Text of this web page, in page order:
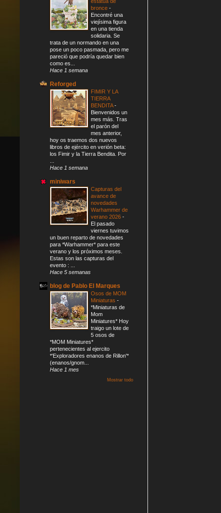
bronce -
Encontré una
viejísima figura
en una tienda
solidaria. Se
trata de un normando en una
pose un poco pasmada, pero me
pareció que podría quedar bien
como es...
Hace 1 semana
Reforged
FIMIR Y LA
TIERRA
BENDITA-
Bienvenidos un
mes más. Tras
el parón del
mes anterior,
hoy os traemos dos nuevos
libros de ejército en verión beta:
los Fimir y la Tierra Bendita. Por
Hace 1 semana
miniwars
Capturas del
avance de
novedades
Warhammer de
verano 2026 -
El pasado
viernes tuvimos
un buen reparto de novedades
para *Warhammer* para este
verano y los próximos meses.
Estas son las capturas del
evento : ...
Hace 5 semanas
blog de Pablo El Marques
Osos de MOM
Miniaturas -
*Miniaturas de
Mom
Miniatures* Hoy
traigo un lote de
5 osos de
*MOM Miniatures*
pertenecientes al ejercito
*'Exploradores enanos de Rillon'*
(enanos/gnom...
Hace 1 mes
Mostrar todo